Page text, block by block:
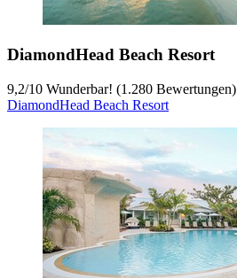
DiamondHead Beach Resort
9,2/10 Wunderbar! (1.280 Bewertungen)
DiamondHead Beach Resort